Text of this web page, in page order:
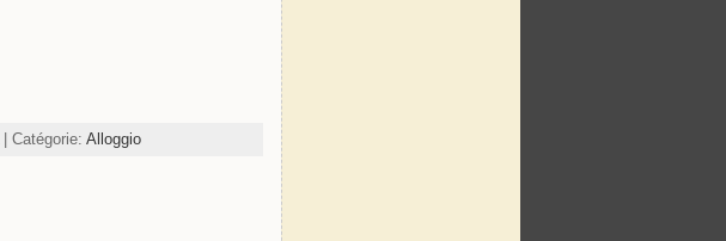
| Catégorie: Alloggio